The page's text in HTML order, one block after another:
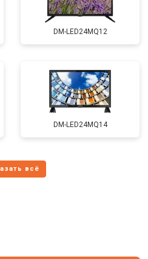
DM-LED24MQ12
DM-LED24MQ14